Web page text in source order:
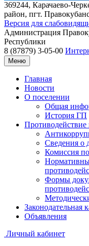
369244, Карачаево-
район, пгт.
Версия для
Администрация
Республики
8 (87879) 3-05-00
Меню
Главная
Новости
О поселении
Общая
История ГП
Противодействие
Сведения о
Комиссия
Формы
Законодательная
Объявления
Личный кабинет